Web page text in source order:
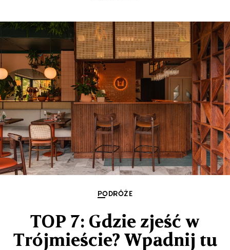
PODRÓŻE
TOP 7: Gdzie zjeść w
Trójmieście? Wpadnij tu